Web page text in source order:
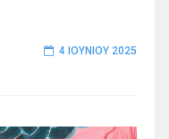
4 ΙΟΥΝΊΟΥ 2025